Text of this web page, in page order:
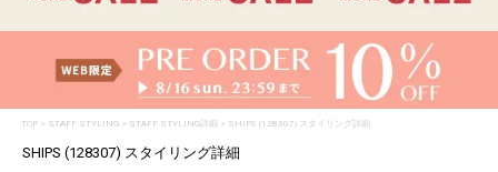
TOP> STAFF STYLING> STAFF STYLING詳細 > SHIPS (128307) スタイリング詳細
SHIPS (128307) スタイリング詳細